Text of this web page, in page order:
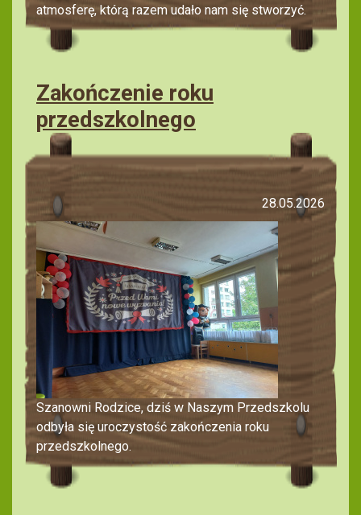
atmosferę, którą razem udało nam się stworzyć.
Zakończenie roku
przedszkolnego
28.05.2026
Szanowni Rodzice, dziś w Naszym Przedszkolu
odbyła się uroczystość zakończenia roku
przedszkolnego.